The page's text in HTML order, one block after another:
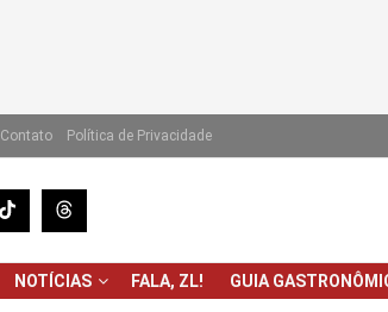
Contato Política de Privacidade
NOTÍCIAS FALA, ZL! GUIA